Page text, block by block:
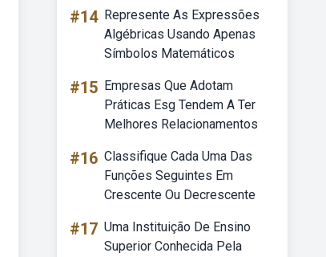
#14 Represente As Expressões
Algébricas Usando Apenas
Símbolos Matemáticos
#15 Empresas Que Adotam
Práticas Esg Tendem A Ter
Melhores Relacionamentos
#16 Classifique Cada Uma Das
Funções Seguintes Em
Crescente Ou Decrescente
#17 Uma Instituição De Ensino
Superior Conhecida Pela